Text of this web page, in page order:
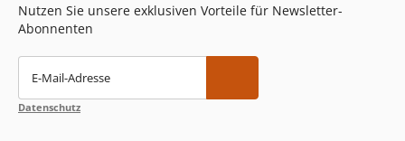
Nutzen Sie unsere exklusiven Vorteile für Newsletter-
Abonnenten
E-Mail-Adresse
Datenschutz